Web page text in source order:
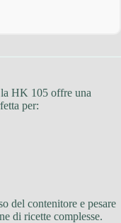
HK 105 offre una
per:
del contenitore e pesare
di ricette complesse.